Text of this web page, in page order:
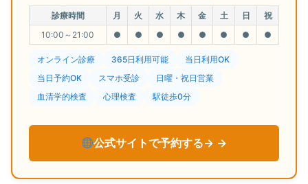
診療時間 月 火 水 木 金 土 日
祝
10:00～21:00
● ● ● ● ● ● ● ●
オンライン診療 365日利用可能
当日利用OK
当日予約OK
スマホ受診
日曜・祝日営業
血清学的検査
心理検査 駅徒歩0分
公式サイトで予約する→